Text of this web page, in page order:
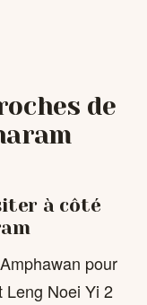
de
à côté
pour
Leng Noei Yi 2